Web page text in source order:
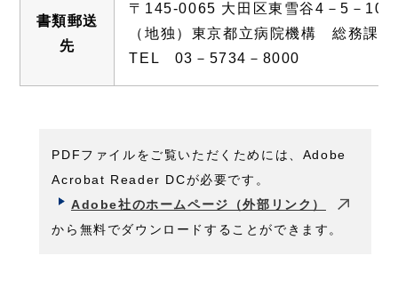
書類郵送
先
〒145-0065 大田区東雪谷4－5－10
（地独）東京都立病院機構 総務課
TEL 03－5734－8000
PDFファイルをご覧いただくためには、Adobe
Acrobat Reader DCが必要です。
Adobe社のホームページ（外部リンク）
から無料でダウンロードすることができます。